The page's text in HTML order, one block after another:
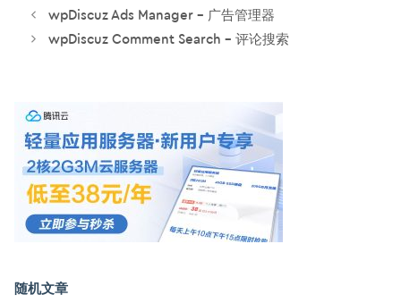
wpDiscuz Ads Manager – 广告管理器
wpDiscuz Comment Search – 评论搜索
随机文章